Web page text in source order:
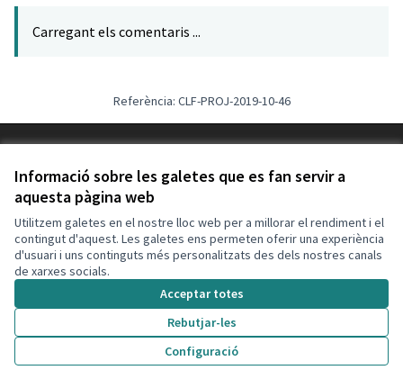
Informació sobre les galetes que es fan servir a
aquesta pàgina web
Utilitzem galetes en el nostre lloc web per a millorar el rendiment i el
contingut d'aquest. Les galetes ens permeten oferir una experiència
d'usuari i uns continguts més personalitzats des dels nostres canals
de xarxes socials.
Acceptar totes
Rebutjar-les
Configuració
Carregant els comentaris ...
Referència: CLF-PROJ-2019-10-46
Configuració de les galetes
Decidim Calafell a X
(Enllaç extern)
Decidim Calafell a Facebook
(Enllaç extern)
Decidim Calafell a YouTube
(Enllaç extern)
Decidim Calafell a GitHub
(Enllaç extern)
(Enllaç extern)programari lliure
(Enllaç extern)
.